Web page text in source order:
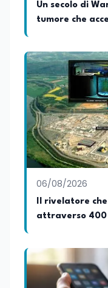
Un secolo di
tumore che
06/08/2026
Il rivelatore
attraverso 400